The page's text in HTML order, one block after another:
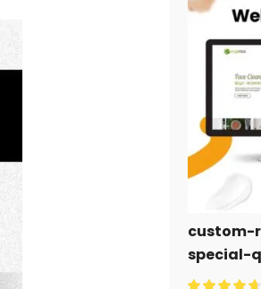
custom-
special-